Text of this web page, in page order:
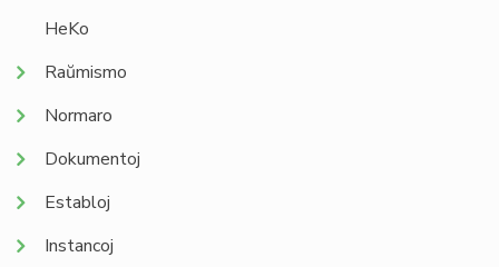
HeKo
Raŭmismo
Normaro
Dokumentoj
Establoj
Instancoj